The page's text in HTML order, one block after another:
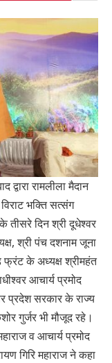
द्वारा रामलीला मैदान
भक्ति सत्संग
तीसरे दिन श्री दूधेश्वर
श्री पंच दशनाम जूना
फ्रंट के अध्यक्ष श्रीमहंत
आचार्य प्रमोद
प्रदेश सरकार के राज्य
गुर्जर भी मौजूद रहे।
व आचार्य प्रमोद
गिरि महाराज ने कहा